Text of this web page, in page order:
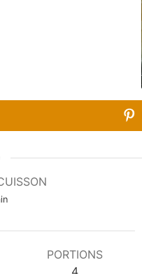
PORTIONS
4